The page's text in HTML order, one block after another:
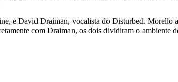
e David Draiman, vocalista do Disturbed.
com Draiman, os dois dividiram o ambiente